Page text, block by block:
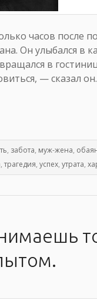
часов после
Он улыбался в
в
— сказал
, забота, муж-жена,
,трагедия, успех, утрата,